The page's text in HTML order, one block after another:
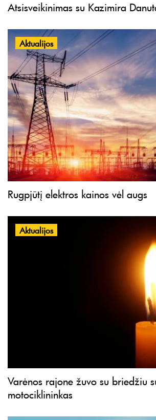
Atsisveikinimas su Kazimira
Aktualijos
Rugpjūtį elektros kainos vėl augs
Aktualijos
Varėnos rajone žuvo su briedžiu
motociklininkas